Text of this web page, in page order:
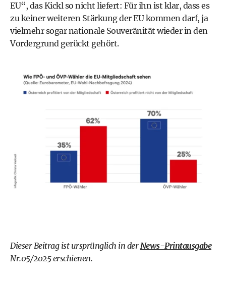
EU“, das Kickl so nicht liefert: Für ihn ist klar, dass es
zu keiner weiteren Stärkung der EU kommen darf, ja
vielmehr sogar nationale Souveränität wieder in den
Vordergrund gerückt gehört.
Dieser Beitrag ist ursprünglich in derNews-Printausgabe
Nr.05/2025 erschienen.